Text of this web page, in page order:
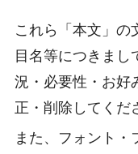
これら「本文」の
目名等につきまし
況・必要性・お好
正・削除してくだ
また、フォント・